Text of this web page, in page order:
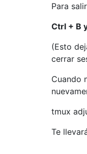
Para
Ctrl + B
(Esto
cerrar
Cuando
tmux
Te